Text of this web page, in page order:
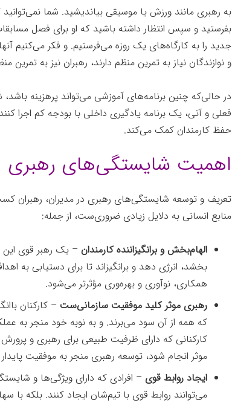
به رهبری مانند ورزش یا موسیقی بیاندیشید. شما
بفرستید و سپس انتظار داشته باشید که او برای فصل
جدید را به کارگاه‌های یک روزه می‌فرستیم. و فکر می‌کنیم
و نوازندگان نیاز به تمرین منظم دارند، رهبران نیز به تمرین
در حالی‌که چنین برنامه‌های آموزشی می‌تواند پرهزینه
فعلی و آتی، یک برنامه یادگیری داخلی با بودجه کم اجرا
حفظ کارمندان کمک می‌کند.
اهمیت شایستگی‌های رهبری
تعریف و توسعه شایستگی‌های رهبری در مدیران، رهبران
منابع انسانی به دلایل زیادی ضروری‌ست، از جمله:
الهام‌بخش و برانگیزاننده کارمندان – یک رهبر قوی این
بخشد، انرژی دهد و برانگیزاند تا برای دستیابی به
همکاری، نوآوری و بهره‌وری مؤثرتر می‌شود.
رهبری موثر کلید موفقیت سازمانی‌ست – کارکنان
که همه از آن سود می‌برند. و به نوبه خود منجر به
کارکنانی که دارای ظرفیت طبیعی برای رهبری و
موثر انجام شود، توسعه رهبری منجر به موفقیت
ایجاد روابط قوی – افرادی که دارای ویژگی‌ها و
می‌توانند روابط قوی با تیم‌شان ایجاد کنند. بلکه با